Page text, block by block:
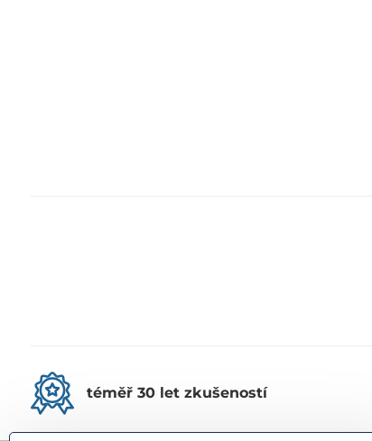
téměř 30 let zkušeností